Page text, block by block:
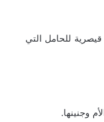
للحامل التي
وجنينها.